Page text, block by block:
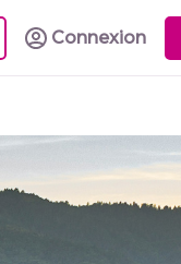
Connexion